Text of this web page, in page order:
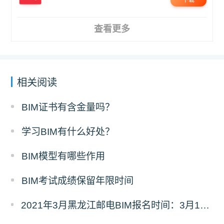
查看更多
相关阅读
BIM证书有含金量吗？
学习BIM有什么好处？
BIM模型有哪些作用
BIM考试成绩保留年限时间
2021年3月黑龙江邮电BIM报名时间：3月1日-3月17日